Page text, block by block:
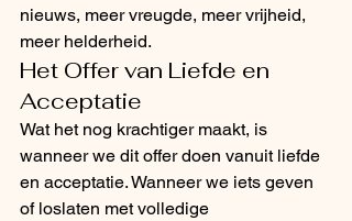
nieuws, meer vreugde, meer vrijheid,
meer helderheid.
Het Offer van Liefde en
Acceptatie
Wat het nog krachtiger maakt, is
wanneer we dit offer doen vanuit liefde
en acceptatie. Wanneer we iets geven
of loslaten met volledige